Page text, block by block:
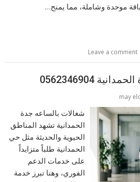
موحدة وشاملة، مما يمنح…
Leave a comment
0562346904
may
شغالات بالساعه جدة
الحمدانية تشهد المناطق
الحيوية والحديثة مثل حي
الحمدانية طلباً متزايداً
على خدمات الدعم
الفوري، وهنا تبرز خدمة